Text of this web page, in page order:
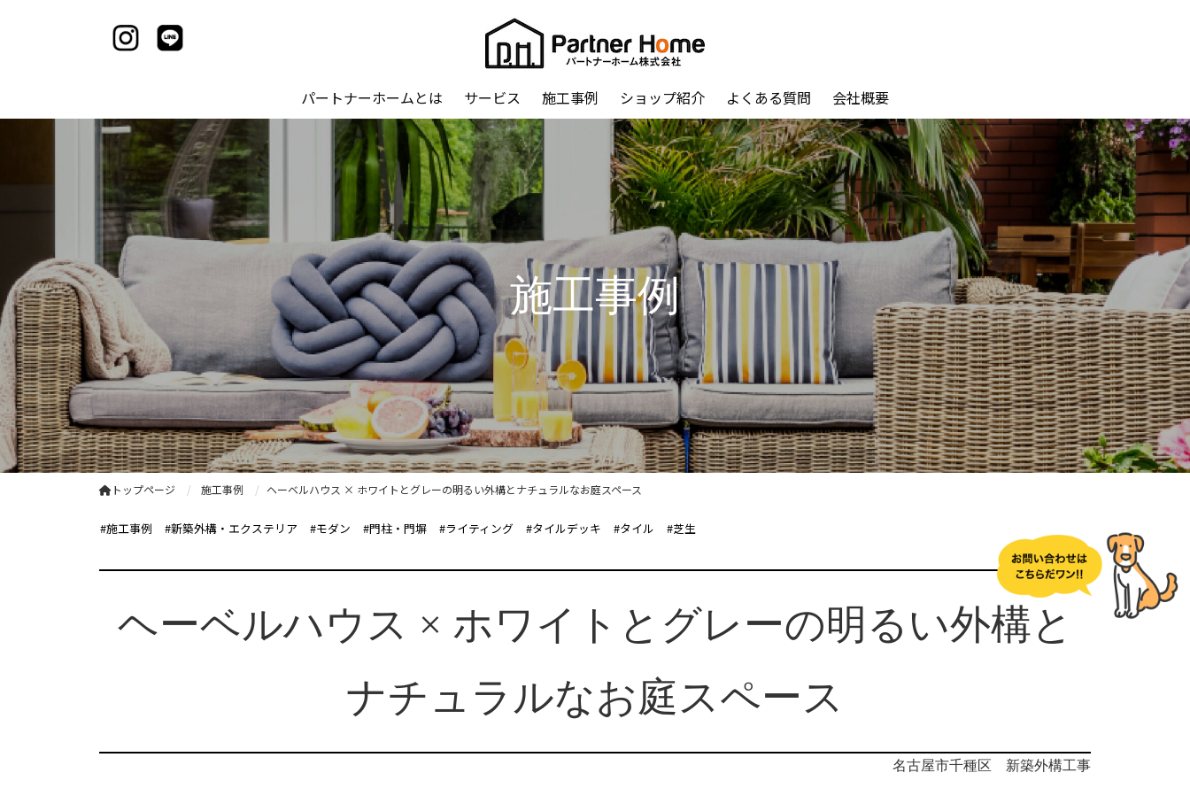
パートナーホームとは サービス 施工事例 ショップ紹介 よくある質問 会社概要
施工事例
トップページ 施工事例 ヘーベルハウス × ホワイトとグレーの明るい外構とナチュラルなお庭スペース
#施工事例 #新築外構・エクステリア #モダン #門柱・門塀 #ライティング #タイルデッキ #タイル #芝生
ヘーベルハウス × ホワイトとグレーの明るい外構と
ナチュラルなお庭スペース
名古屋市千種区 新築外構工事